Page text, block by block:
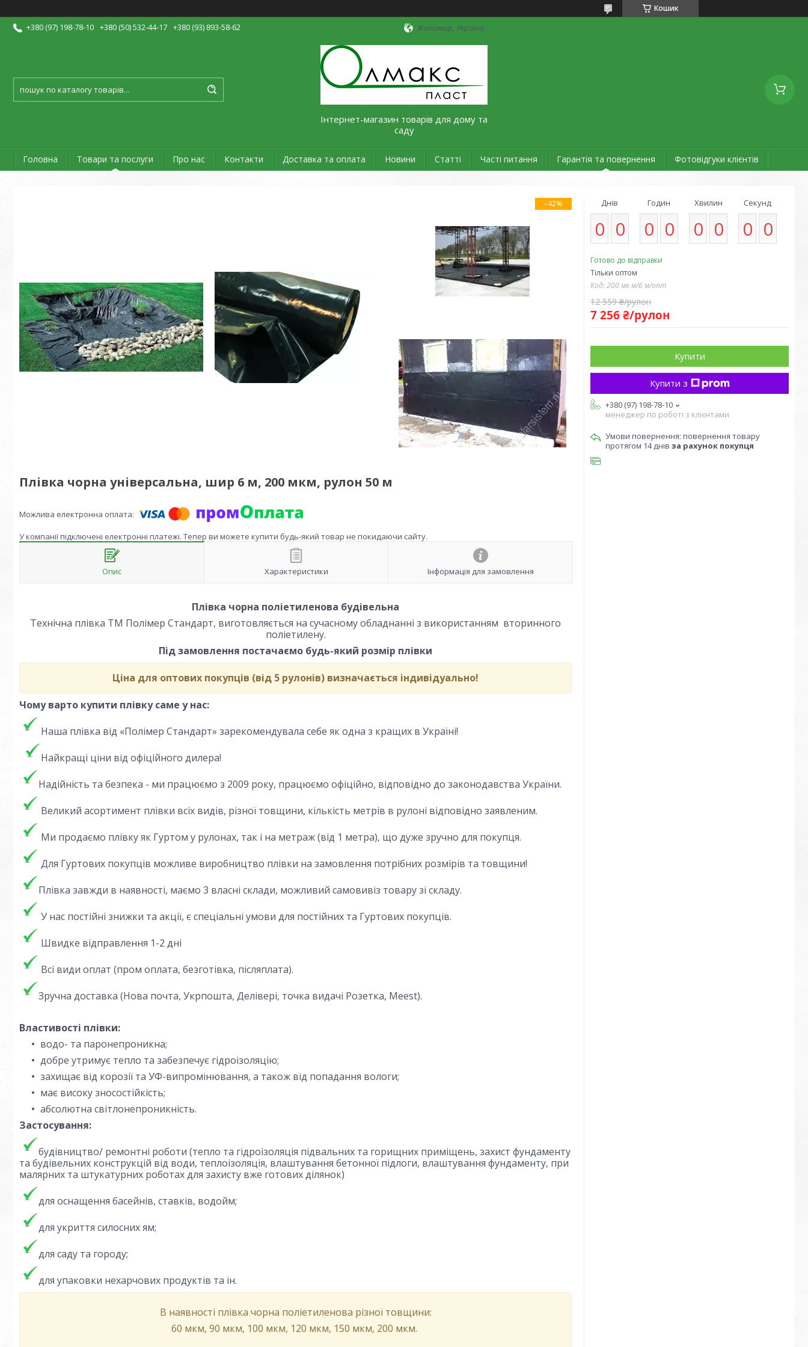
Кошик
+380 (97) 198-78-10 +380 (50) 532-44-17 +380 (93) 893-58-62 Житомир, Україна
Інтернет-магазин товарів для дому та
саду
Головна Товари та послуги Про нас Контакти Доставка та оплата Новини Статті Часті питання Гарантія та повернення Фотовідгуки клієнтів
–42%
Плівка чорна універсальна, шир 6 м, 200 мкм, рулон 50 м
У компанії підключені електронні платежі. Тепер ви можете купити будь-який товар не покидаючи сайту.
Опис Характеристики Інформація для замовлення
Плівка чорна поліетиленова будівельна
Технічна плівка ТМ Полімер Стандарт, виготовляється на сучасному обладнанні з використанням вторинного
поліетилену.
Під замовлення постачаємо будь-який розмір плівки
Ціна для оптових покупців (від 5 рулонів) визначається індивідуально!
Чому варто купити плівку саме у нас:
Наша плівка від «Полімер Стандарт» зарекомендувала себе як одна з кращих в Україні!
Найкращі ціни від офіційного дилера!
Надійність та безпека - ми працюємо з 2009 року, працюємо офіційно, відповідно до законодавства України.
Великий асортимент плівки всіх видів, різної товщини, кількість метрів в рулоні відповідно заявленим.
Ми продаємо плівку як Гуртом у рулонах, так і на метраж (від 1 метра), що дуже зручно для покупця.
Для Гуртових покупців можливе виробництво плівки на замовлення потрібних розмірів та товщини!
Плівка завжди в наявності, маємо 3 власні склади, можливий самовивіз товару зі складу.
У нас постійні знижки та акції, є спеціальні умови для постійних та Гуртовихпокупців.
Швидке відправлення 1-2 дні
Всі види оплат (пром оплата, безготівка, післяплата).
Зручна доставка (Нова почта, Укрпошта, Делівері, точка видачі Розетка, Meest).
Властивості плівки:
водо- та паронепроникна;
добре утримує тепло та забезпечує гідроізоляцію;
захищає від корозії та УФ-випромінювання, а також від попадання вологи;
має високу зносостійкість;
абсолютна світлонепроникність.
Застосування:
будівництво/ ремонтні роботи (тепло та гідроізоляція підвальних та горищних приміщень, захист фундаменту
та будівельних конструкцій від води, теплоізоляція, влаштування бетонної підлоги, влаштування фундаменту, при
малярних та штукатурних роботах для захисту вже готових ділянок)
для оснащення басейнів, ставків, водойм;
для укриття силосних ям;
для саду та городу;
для упаковки нехарчових продуктів та ін.
В наявності плівка чорна поліетиленова різної товщини:
60 мкм, 90 мкм, 100 мкм, 120 мкм, 150 мкм, 200 мкм.
Днів
0 0
Годин
0 0
Хвилин
0 0
Секунд
0 0
Готово до відправки
Тільки оптом
Код:200 мк м/6 м/опт
12 559 ₴/рулон
7 256 ₴/рулон
Купити
Купити з
+380 (97) 198-78-10
менеджер по роботі з клієнтами
повернення товару
протягом 14 днів за рахунок покупця